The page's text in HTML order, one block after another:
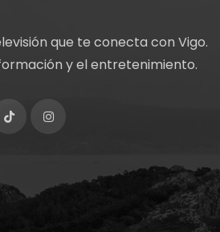
que te conecta con Vigo.
y el entretenimiento.